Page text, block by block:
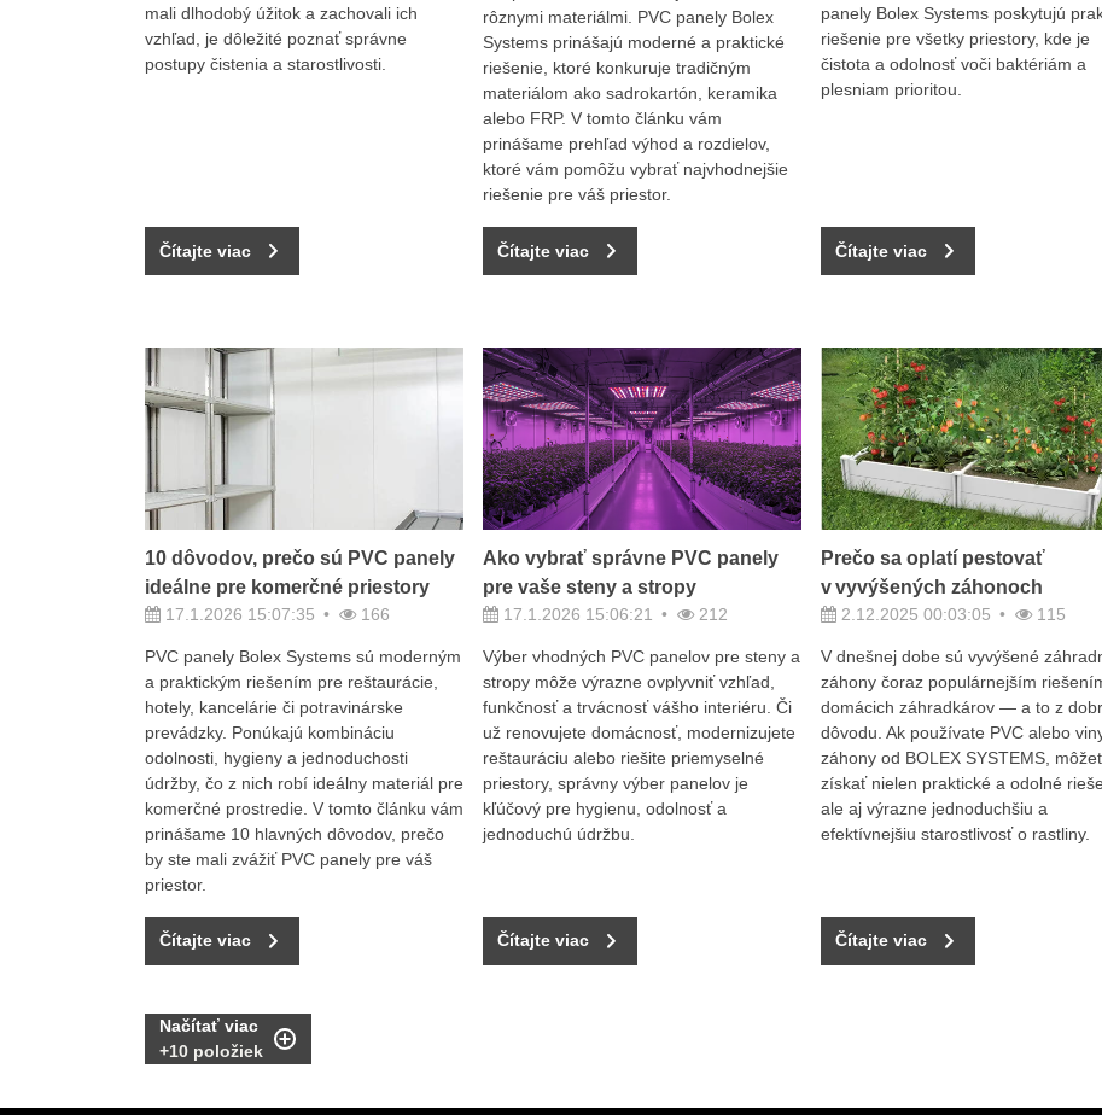
mali dlhodobý úžitok a zachovali ich
vzhľad, je dôležité poznať správne
postupy čistenia a starostlivosti.
Čítajte viac
rôznymi materiálmi. PVC panely Bolex
Systems prinášajú moderné a praktické
riešenie, ktoré konkuruje tradičným
materiálom ako sadrokartón, keramika
alebo FRP. V tomto článku vám
prinášame prehľad výhod a rozdielov,
ktoré vám pomôžu vybrať najvhodnejšie
riešenie pre váš priestor.
Čítajte viac
panely Bolex Systems poskytujú
riešenie pre všetky priestory, kde je
čistota a odolnosť voči baktériám a
plesniam prioritou.
Čítajte viac
10 dôvodov, prečo sú PVC panely
ideálne pre komerčné priestory
17.1.2026 15:07:35 166
PVC panely Bolex Systems sú moderným
a praktickým riešením pre reštaurácie,
hotely, kancelárie či potravinárske
prevádzky. Ponúkajú kombináciu
odolnosti, hygieny a jednoduchosti
údržby, čo z nich robí ideálny materiál pre
komerčné prostredie. V tomto článku vám
prinášame 10 hlavných dôvodov, prečo
by ste mali zvážiť PVC panely pre váš
priestor.
Čítajte viac
Ako vybrať správne PVC panely
pre vaše steny a stropy
17.1.2026 15:06:21 212
Výber vhodných PVC panelov pre steny a
stropy môže výrazne ovplyvniť vzhľad,
funkčnosť a trvácnosť vášho interiéru. Či
už renovujete domácnosť, modernizujete
reštauráciu alebo riešite priemyselné
priestory, správny výber panelov je
kľúčový pre hygienu, odolnosť a
jednoduchú údržbu.
Čítajte viac
Prečo sa oplatí pestovať
v vyvýšených záhonoch
2.12.2025 00:03:05 115
V dnešnej dobe sú vyvýšené
záhony čoraz populárnejším
domácich záhradkárov — a to z
dôvodu. Ak používate PVC alebo
záhony od BOLEX SYSTEMS,
získať nielen praktické a odolné
ale aj výrazne jednoduchšiu a
efektívnejšiu starostlivosť o rastliny.
Čítajte viac
Načítať viac
+10položiek